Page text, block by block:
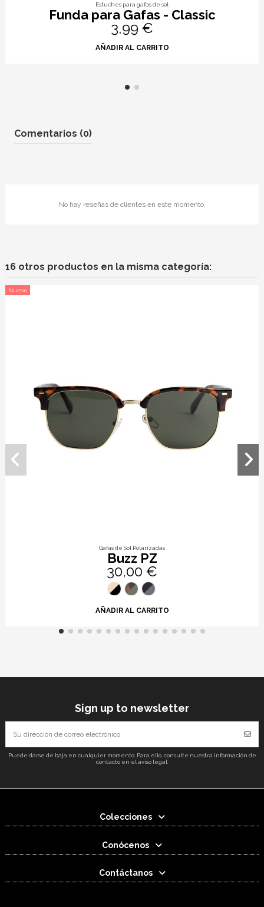
Estuches para gafas de sol
Funda para Gafas - Classic
3,99 €
AÑADIR AL CARRITO
Comentarios (0)
No hay reseñas de clientes en este momento.
16 otros productos en la misma categoría:
Nuevo
Gafas de Sol Polarizadas
Buzz PZ
30,00 €
AÑADIR AL CARRITO
Sign up to newsletter
Puede darse de baja en cualquier momento. Para ello, consulte nuestra información de
contacto en el aviso legal.
Colecciones
Conócenos
Contáctanos